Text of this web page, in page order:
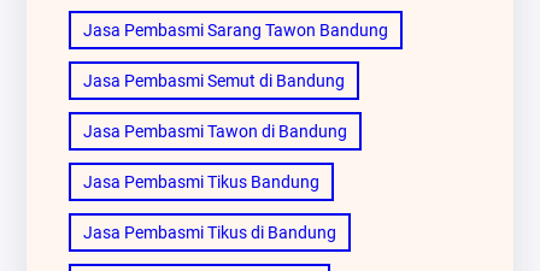
Jasa Pembasmi Sarang Tawon Bandung
Jasa Pembasmi Semut di Bandung
Jasa Pembasmi Tawon di Bandung
Jasa Pembasmi Tikus Bandung
Jasa Pembasmi Tikus di Bandung